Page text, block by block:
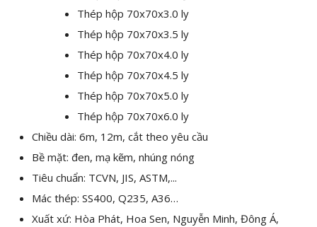
Thép hộp 70x70x3.0 ly
Thép hộp 70x70x3.5 ly
Thép hộp 70x70x4.0 ly
Thép hộp 70x70x4.5 ly
Thép hộp 70x70x5.0 ly
Thép hộp 70x70x6.0 ly
Chiều dài: 6m, 12m, cắt theo yêu cầu
Bề mặt: đen, mạ kẽm, nhúng nóng
Tiêu chuẩn: TCVN, JIS, ASTM,...
Mác thép: SS400, Q235, A36…
Xuất xứ: Hòa Phát, Hoa Sen, Nguyễn Minh, Đông Á,